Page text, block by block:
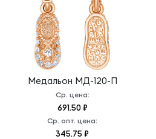
Медальон МД-120-П
Ср. цена:
691.50 ₽
Ср. опт. цена:
345.75 ₽